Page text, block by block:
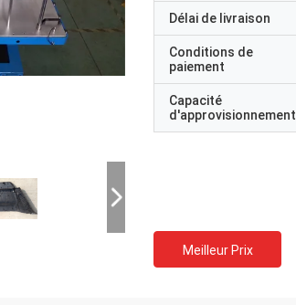
Délai de livraison
Conditions de
paiement
Capacité
d'approvisionnement
Meilleur Prix